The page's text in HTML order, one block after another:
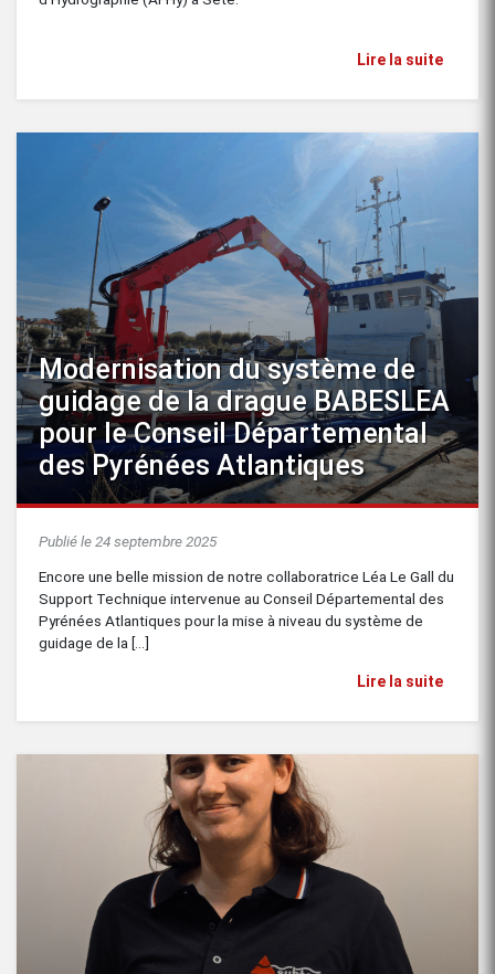
Lire la suite
Modernisation du système de
guidage de la drague BABESLEA
pour le Conseil Départemental
des Pyrénées Atlantiques
Publié le 24 septembre 2025
Encore une belle mission de notre collaboratrice Léa Le Gall du
Support Technique intervenue au Conseil Départemental des
Pyrénées Atlantiques pour la mise à niveau du système de
guidage de la [...]
Lire la suite